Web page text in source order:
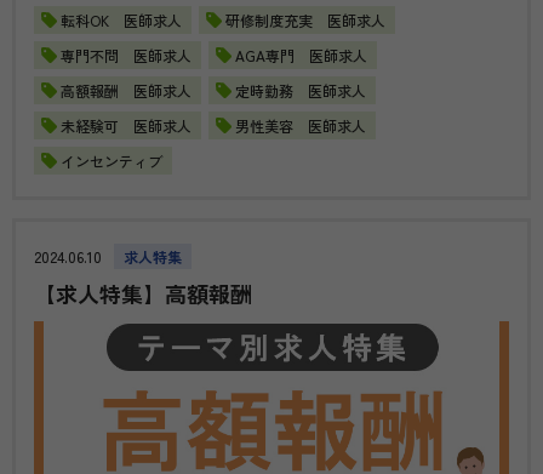
転科OK 医師求人
研修制度充実 医師求人
専門不問 医師求人
AGA専門 医師求人
高額報酬 医師求人
定時勤務 医師求人
未経験可 医師求人
男性美容 医師求人
インセンティブ
2024.06.10 求人特集
【求人特集】高額報酬